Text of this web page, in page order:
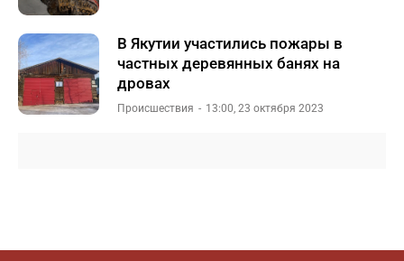
В Якутии участились пожары в
частных деревянных банях на
дровах
Происшествия 13:00, 23 октября 2023